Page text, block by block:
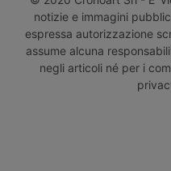
notizie e immagini
espressa autorizzazione
assume alcuna
negli articoli né per i